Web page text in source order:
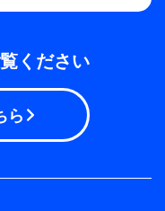
ください
ら